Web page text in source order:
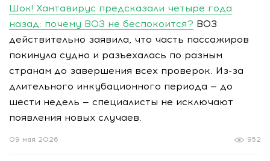
Шок! Хантавирус предсказали четыре года
назад: почему ВОЗ не беспокоится? ВОЗ
действительно заявила, что часть пассажиров
покинула судно и разъехалась по разным
странам до завершения всех проверок. Из-за
длительного инкубационного периода — до
шести недель — специалисты не исключают
появления новых случаев.
952
09 мая 2026